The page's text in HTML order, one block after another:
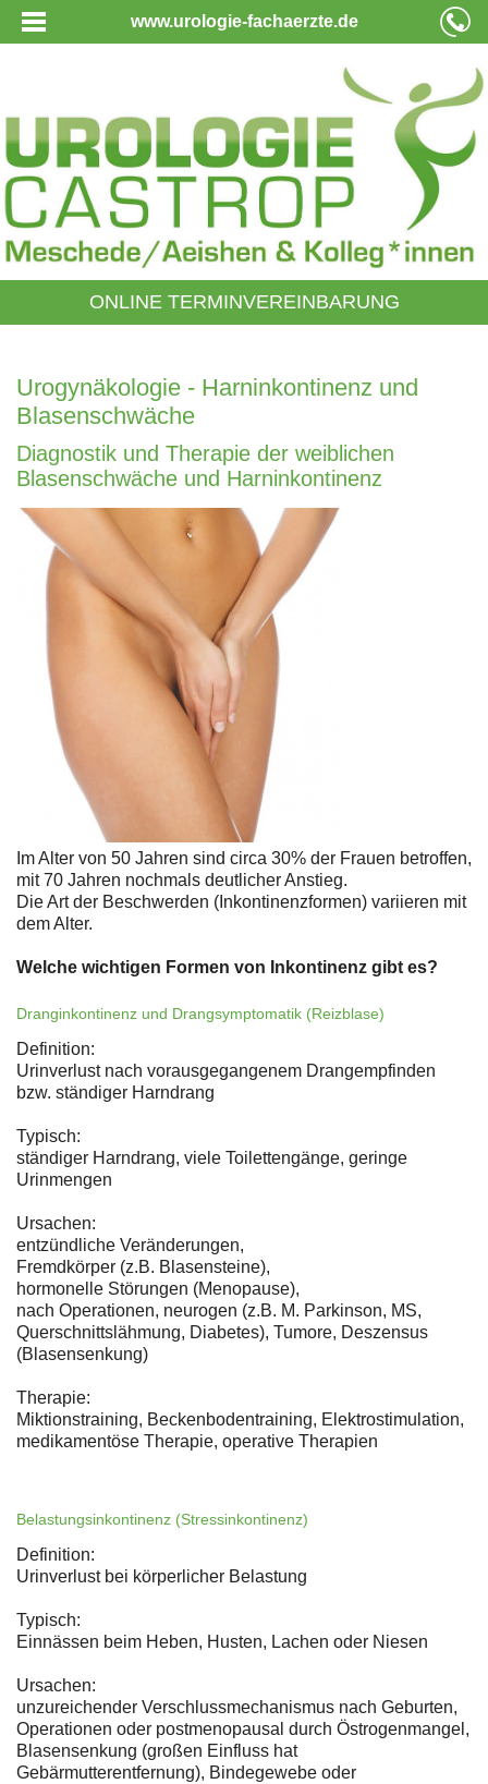
www.urologie-fachaerzte.de
ONLINE TERMINVEREINBARUNG
Urogynäkologie - Harninkontinenz und
Blasenschwäche
Diagnostik und Therapie der weiblichen
Blasenschwäche und Harninkontinenz
Im Alter von 50 Jahren sind circa 30% der Frauen betroffen,
mit 70 Jahren nochmals deutlicher Anstieg.
Die Art der Beschwerden (Inkontinenzformen) variieren mit
dem Alter.
Welche wichtigen Formen von Inkontinenz gibt es?
Dranginkontinenz und Drangsymptomatik (Reizblase)
Definition:
Urinverlust nach vorausgegangenem Drangempfinden
bzw. ständiger Harndrang
Typisch:
ständiger Harndrang, viele Toilettengänge, geringe
Urinmengen
Ursachen:
entzündliche Veränderungen,
Fremdkörper (z.B. Blasensteine),
hormonelle Störungen (Menopause),
nach Operationen, neurogen (z.B. M. Parkinson, MS,
Querschnittslähmung, Diabetes), Tumore, Deszensus
(Blasensenkung)
Therapie:
Miktionstraining, Beckenbodentraining, Elektrostimulation,
medikamentöse Therapie, operative Therapien
Belastungsinkontinenz (Stressinkontinenz)
Definition:
Urinverlust bei körperlicher Belastung
Typisch:
Einnässen beim Heben, Husten, Lachen oder Niesen
Ursachen:
unzureichender Verschlussmechanismus nach Geburten,
Operationen oder postmenopausal durch Östrogenmangel,
Blasensenkung (großen Einfluss hat
Gebärmutterentfernung), Bindegewebe oder